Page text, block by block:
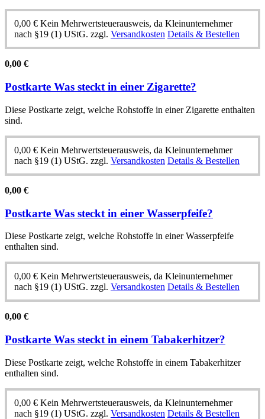
0,00 € Kein Mehrwertsteuerausweis, da Kleinunternehmer
nach §19 (1) UStG. zzgl. Versandkosten Details & Bestellen
0,00 €
Postkarte Was steckt in einer Zigarette?
Diese Postkarte zeigt, welche Rohstoffe in einer Zigarette enthalten
sind.
0,00 € Kein Mehrwertsteuerausweis, da Kleinunternehmer
nach §19 (1) UStG. zzgl. Versandkosten Details & Bestellen
0,00 €
Postkarte Was steckt in einer Wasserpfeife?
Diese Postkarte zeigt, welche Rohstoffe in einer Wasserpfeife
enthalten sind.
0,00 € Kein Mehrwertsteuerausweis, da Kleinunternehmer
nach §19 (1) UStG. zzgl. Versandkosten Details & Bestellen
0,00 €
Postkarte Was steckt in einem Tabakerhitzer?
Diese Postkarte zeigt, welche Rohstoffe in einem Tabakerhitzer
enthalten sind.
0,00 € Kein Mehrwertsteuerausweis, da Kleinunternehmer
nach §19 (1) UStG. zzgl. Versandkosten Details & Bestellen